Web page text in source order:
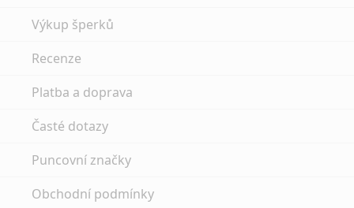
Výkup šperků
Recenze
Platba a doprava
Časté dotazy
Puncovní značky
Obchodní podmínky